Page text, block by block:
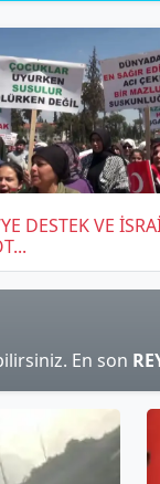
DESTEK VE
En son